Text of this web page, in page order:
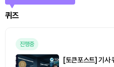
퀴즈
진행중
[토큰포스트] 기사